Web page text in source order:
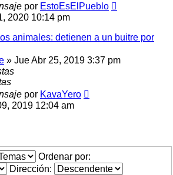
por EstoEsElPueblo
2020 10:14 pm
animales: detienen a un buitre por
» Jue Abr 25, 2019 3:37 pm
por KavaYero
2019 12:04 am
Ordenar por:
Dirección: